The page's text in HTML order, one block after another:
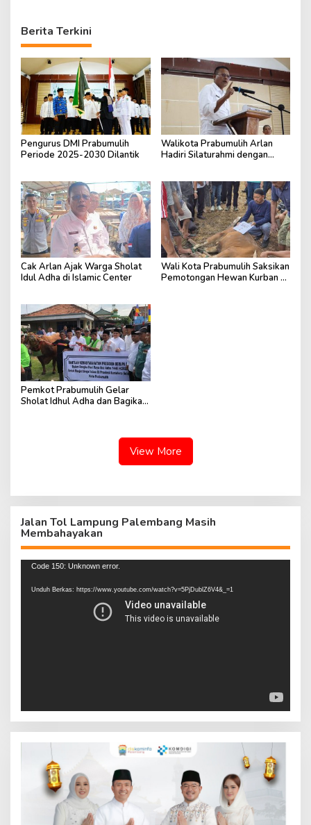
Berita Terkini
Pengurus DMI Prabumulih
Periode 2025-2030 Dilantik
Walikota Prabumulih Arlan
Hadiri Silaturahmi dengan
Cak Arlan Ajak Warga Sholat
Idul Adha di Islamic Center
Wali Kota Prabumulih Saksikan
Pemotongan Hewan Kurban di
Pemkot Prabumulih Gelar
Sholat Idhul Adha dan Bagikan
View More
Jalan Tol Lampung Palembang Masih
Membahayakan
Pemutar
Code 150: Unknown error.
Unduh Berkas: https://www.youtube.com/watch?v=5PjDublZ6V4&_=1